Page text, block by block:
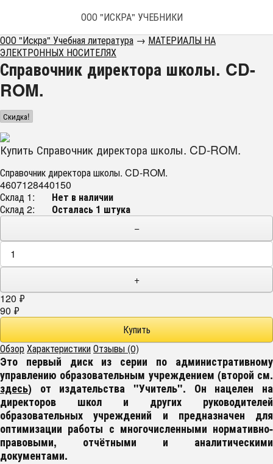
ООО "ИСКРА" УЧЕБНИКИ
ООО "Искра" Учебная литература → МАТЕРИАЛЫ НА
ЭЛЕКТРОННЫХ НОСИТЕЛЯХ
Справочник директора школы. CD-
ROM.
Скидка!
Купить Справочник директора школы. CD-ROM.
Справочник директора школы. CD-ROM.
4607128440150
Склад 1:
Нет в наличии
Склад 2:
Осталась 1 штука
−
+
120 ₽
90 ₽
ОбзорХарактеристикиОтзывы (0)
Это первый диск из серии по административному
управлению образовательным учреждением (второй см.
здесь) от издательства "Учитель". Он нацелен на
директоров школ и других руководителей
образовательных учреждений и предназначен для
оптимизации работы с многочисленными нормативно-
правовыми, отчётными и аналитическими
документами.